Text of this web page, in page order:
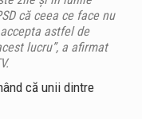
că ceea ce face nu
astfel de
lucru”, a afirmat
că unii dintre